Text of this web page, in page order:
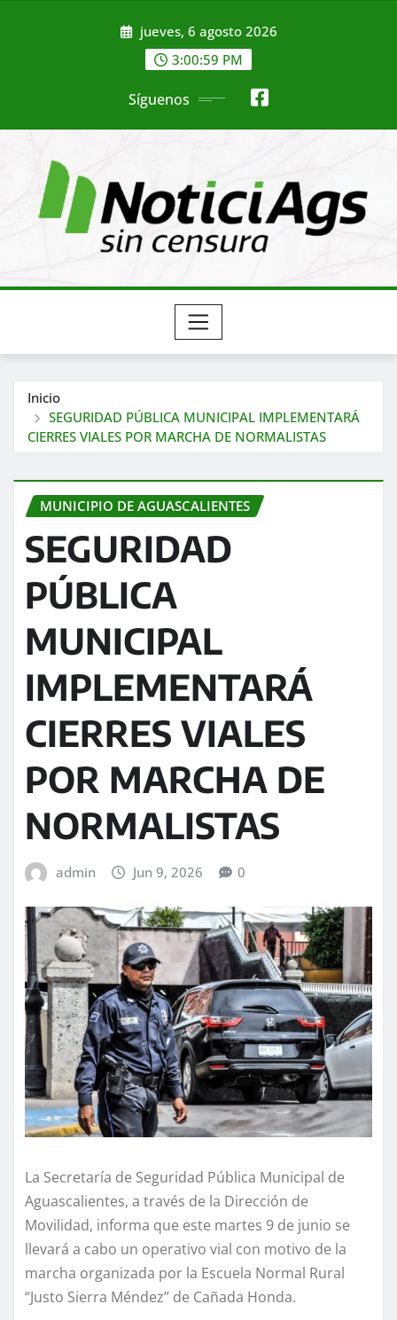
jueves, 6 agosto 2026
3:01:01 PM
Síguenos
Inicio
SEGURIDAD PÚBLICA MUNICIPAL IMPLEMENTARÁ
CIERRES VIALES POR MARCHA DE NORMALISTAS
MUNICIPIO DE AGUASCALIENTES
SEGURIDAD
PÚBLICA
MUNICIPAL
IMPLEMENTARÁ
CIERRES VIALES
POR MARCHA DE
NORMALISTAS
admin Jun 9, 2026 0
La Secretaría de Seguridad Pública Municipal de
Aguascalientes, a través de la Dirección de
Movilidad, informa que este martes 9 de junio se
llevará a cabo un operativo vial con motivo de la
marcha organizada por la Escuela Normal Rural
“Justo Sierra Méndez” de Cañada Honda.